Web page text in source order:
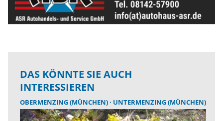
DAS KÖNNTE SIE AUCH
INTERESSIEREN
OBERMENZING (MÜNCHEN) UNTERMENZING (MÜNCHEN)